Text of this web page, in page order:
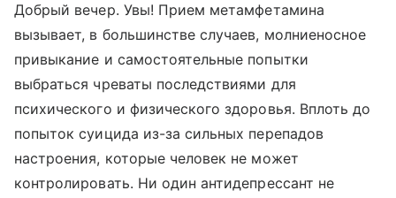
Добрый вечер. Увы! Прием метамфетамина
вызывает, в большинстве случаев, молниеносное
привыкание и самостоятельные попытки
выбраться чреваты последствиями для
психического и физического здоровья. Вплоть до
попыток суицида из-за сильных перепадов
настроения, которые человек не может
контролировать. Ни один антидепрессант не